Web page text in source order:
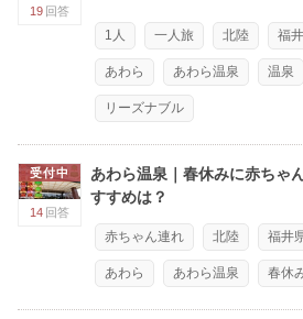
19 回答
1人 一人旅 北陸 福
あわら あわら温泉 温泉
リーズナブル
受付中
14 回答
あわら温泉｜春休みに赤ちゃ
すすめは？
赤ちゃん連れ 北陸 福井
あわら あわら温泉 春休